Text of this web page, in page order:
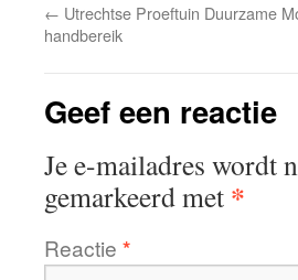
← Utrechtse Proeftuin Duurzame
handbereik
Geef een reactie
Je e-mailadres wordt
gemarkeerd met *
Reactie *